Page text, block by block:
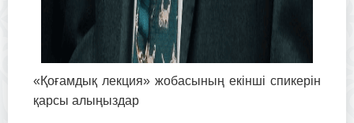
«Қоғамдық лекция» жобасының екінші спикерін
қарсы алыңыздар